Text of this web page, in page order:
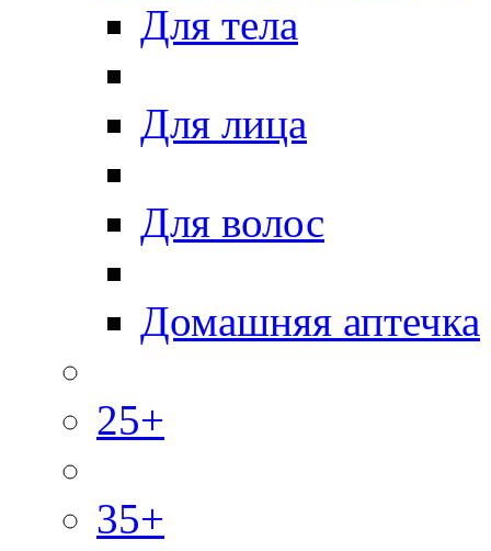
Для тела
Для лица
Для волос
Домашняя аптечка
25+
35+